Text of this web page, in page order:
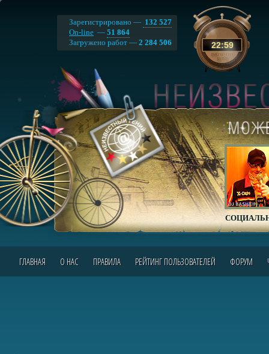
22:59
Зарегистрировано — 132 527
On-line — 51 864
Загружено работ — 2 284 506
ГЛАВНАЯ О НАС ПРАВИЛА РЕЙТИНГ ПОЛЬЗОВАТЕЛЕЙ ФОРУМ